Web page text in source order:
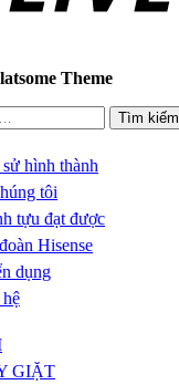
Theme
Tìm kiếm
hình thành
tôi
tựu đạt được
Hisense
dụng
GIẶT